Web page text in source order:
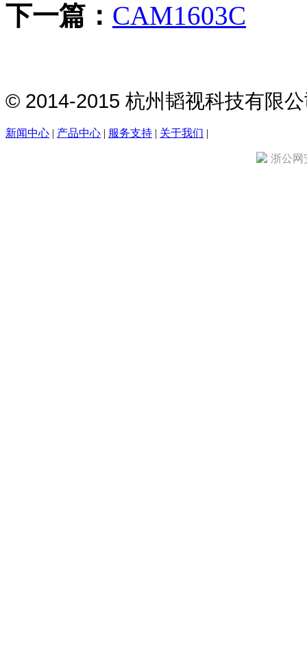
下一篇： CAM1603C
© 2014-2015 杭州韬视科技有限
新闻中心 | 产品中心 | 服务支持 | 关于我们 |
浙公网